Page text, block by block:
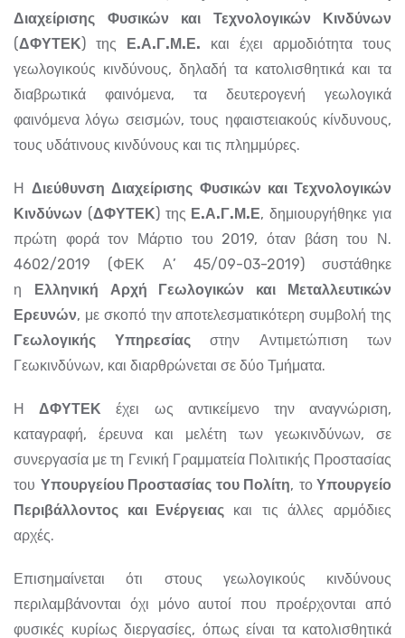
Διαχείρισης Φυσικών και Τεχνολογικών Κινδύνων
(ΔΦΥΤΕΚ) της Ε.Α.Γ.Μ.Ε. και έχει αρμοδιότητα τους
γεωλογικούς κινδύνους, δηλαδή τα κατολισθητικά και τα
διαβρωτικά φαινόμενα, τα δευτερογενή γεωλογικά
φαινόμενα λόγω σεισμών, τους ηφαιστειακούς κίνδυνους,
τους υδάτινους κινδύνους και τις πλημμύρες.
ΗΔιεύθυνση Διαχείρισης Φυσικών και Τεχνολογικών
Κινδύνων (ΔΦΥΤΕΚ) της Ε.Α.Γ.Μ.Ε, δημιουργήθηκε για
πρώτη φορά τον Μάρτιο του 2019, όταν βάση του Ν.
4602/2019 (ΦΕΚ Α’ 45/09-03-2019) συστάθηκε
η Ελληνική Αρχή Γεωλογικών και Μεταλλευτικών
Ερευνών, με σκοπό την αποτελεσματικότερη συμβολή της
Γεωλογικής Υπηρεσίαςστην Αντιμετώπιση των
Γεωκινδύνων, και διαρθρώνεται σε δύο Τμήματα.
ΗΔΦΥΤΕΚ έχει ως αντικείμενο την αναγνώριση,
καταγραφή, έρευνα και μελέτη των γεωκινδύνων, σε
συνεργασία με τη Γενική Γραμματεία Πολιτικής Προστασίας
του Υπουργείου Προστασίας του Πολίτη, τοΥπουργείο
Περιβάλλοντος και Ενέργειας και τις άλλες αρμόδιες
αρχές.
Επισημαίνεται ότι στους γεωλογικούς κινδύνους
περιλαμβάνονται όχι μόνο αυτοί που προέρχονται από
φυσικές κυρίως διεργασίες, όπως είναι τα κατολισθητικά